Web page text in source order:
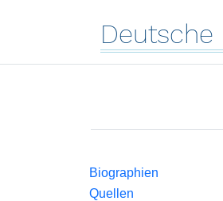
Deutsche
Biographien
Quellen